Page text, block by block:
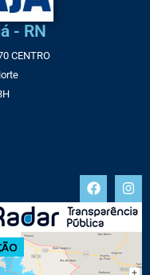
- RN
CENTRO